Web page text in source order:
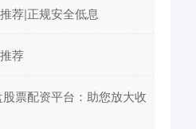
荐|正规安全低息
荐
票配资平台：助您放大收